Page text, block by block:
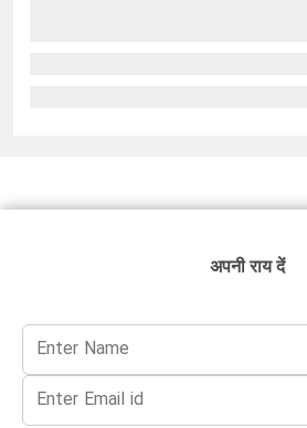
अपनी राय दें